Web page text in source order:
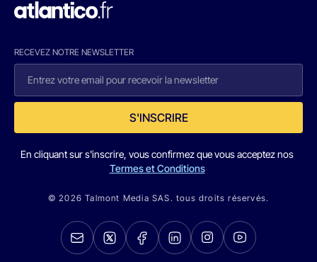
RECEVEZ NOTRE NEWSLETTER
S'INSCRIRE
En cliquant sur s'inscrire, vous confirmez que vous acceptez nos
Termes et Conditions
© 2026 Talmont Media SAS. tous droits réservés.